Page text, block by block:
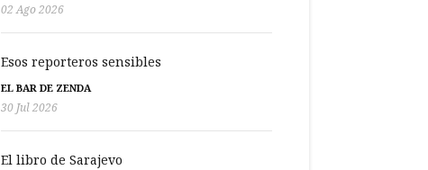
02 Ago 2026
Esos reporteros sensibles
EL BAR DE ZENDA
30 Jul 2026
El libro de Sarajevo